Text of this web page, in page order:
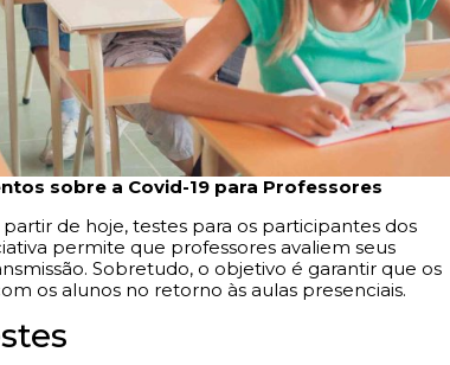
sobre a Covid-19 para Professores
de hoje, testes para os participantes dos
permite que professores avaliem seus
Sobretudo, o objetivo é garantir que os
os alunos no retorno às aulas presenciais.